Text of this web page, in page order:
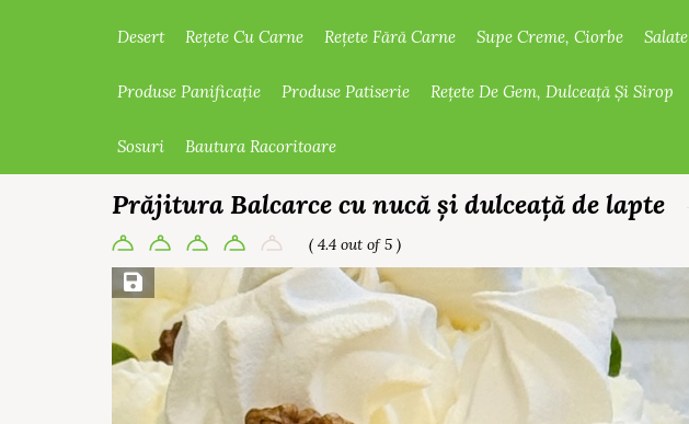
Desert Rețete Cu Carne Rețete Fără Carne Supe Creme, Ciorbe Salate
Produse Panificație Produse Patiserie Rețete De Gem, Dulceață Și Sirop
Sosuri Bautura Racoritoare
Prăjitura Balcarce cu nucă și dulceață de lapte
( 4.4 out of 5 )
Save Recipe